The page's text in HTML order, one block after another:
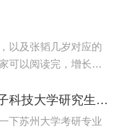
以及张韬几岁对应的
可以阅读完，增长自
韬几岁30岁
苏州大学考研专业目录？杭州电子科技大学研究生专业目录
下苏州大学考研专业